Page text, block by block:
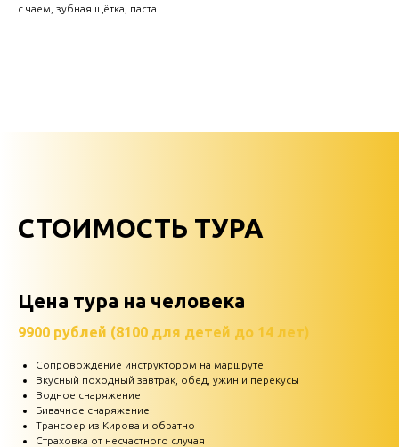
с чаем, зубная щётка, паста.
СТОИМОСТЬ ТУРА
Цена тура на человека
9900 рублей (8100 для детей до 14 лет)
Сопровождение инструктором на маршруте
Вкусный походный завтрак, обед, ужин и перекусы
Водное снаряжение
Бивачное снаряжение
Трансфер из Кирова и обратно
Страховка от несчастного случая